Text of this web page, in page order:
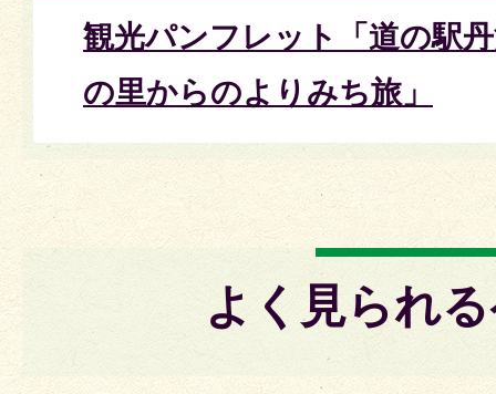
観光パンフレット「道の駅
の里からのよりみち旅」
よく見られ